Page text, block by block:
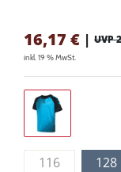
16,17 € | UVP
inkl. 19 % MwSt.
116 128